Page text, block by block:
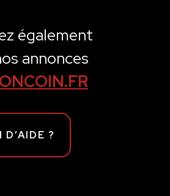
également
annonces
D’AIDE ?